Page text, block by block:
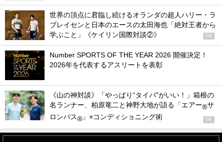
世界の頂点に君臨し続けるオランダの超人ハリー・ラ
ブレイセンと日本のエースの太田海也「絶対王者から
学ぶこと」《ケイリン国際対談②》
PR
Number SPORTS OF THE YEAR 2026 開催決定！
2026年を代表するアスリートを表彰
《山の神対談》「やっぱり“タイパ”がいい！」箱根の
名ランナー、柏原竜二と神野大地が語る「エアー®サ
ロンパス® 」×コンディショニング術 PR